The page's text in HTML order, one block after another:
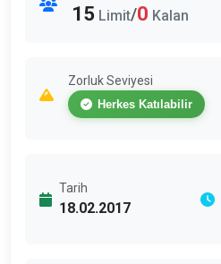
15 Limit/0 Kalan
Zorluk Seviyesi
Herkes Katılabilir
Tarih
18.02.2017